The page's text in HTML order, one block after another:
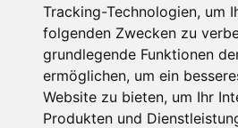
Tracking-Technologien, um
folgenden Zwecken zu
grundlegende Funktionen
ermöglichen, um ein
Website zu bieten, um Ihr
Produkten und